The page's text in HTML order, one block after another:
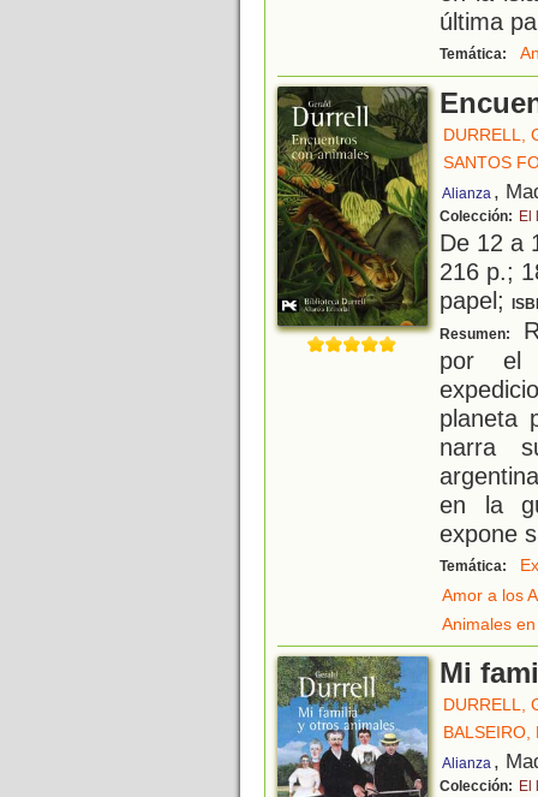
última
Temática:
DURRELL,
SANTOS
Alianza ,
Colección: El
De 12 a
216 p.;
papel;
Resumen:
por el
planeta
narra
en la
expone
Temática:
Amor a los
Animales
Mi
DURRELL,
BALSEIRO,
Alianza ,
Colección: El